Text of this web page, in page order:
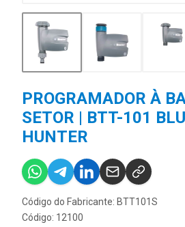
PROGRAMADOR À
SETOR | BTT-101
HUNTER
Código do Fabricante: BTT101S
Código: 12100